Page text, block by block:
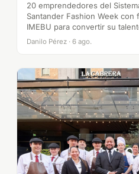
20 emprendedores del
Santander Fashion Week con
IMEBU para convertir su
Danilo Pérez · 6 ago.